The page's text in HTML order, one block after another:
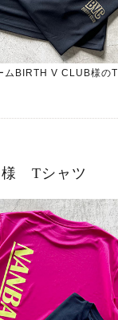
ム BIRTH V CLUB様のT
様 Tシャツ